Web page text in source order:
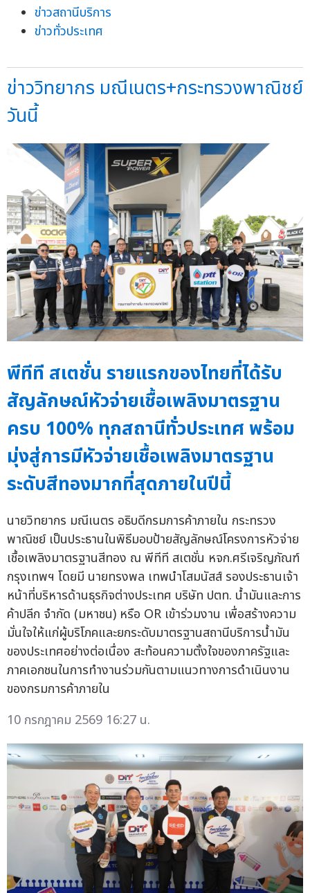
ข่าวสถานีบริการ
ข่าวทั่วประเทศ
ข่าววิทยากร มณีเนตร+กระทรวงพาณิชย์
วันนี้
พีทีที สเตชั่น รายแรกของไทยที่ได้รับ
สัญลักษณ์หัวจ่ายเชื้อเพลิงมาตรฐาน
ครบ 100% ทุกสถานีทั่วประเทศ พร้อม
มุ่งสู่การมีหัวจ่ายเชื้อเพลิงมาตรฐาน
ระดับสีทองมากที่สุดภายในปีนี้
นายวิทยากร มณีเนตร อธิบดีกรมการค้าภายใน กระทรวง
พาณิชย์ เป็นประธานในพิธีมอบป้ายสัญลักษณ์โครงการหัวจ่าย
เชื้อเพลิงมาตรฐานสีทอง ณ พีทีที สเตชั่น หจก.ศรีเจริญภัณฑ์
กรุงเทพฯ โดยมี นายทรงพล เทพนำโสมนัสส์ รองประธานเจ้า
หน้าที่บริหารด้านธุรกิจต่างประเทศ บริษัท ปตท. น้ำมันและการ
ค้าปลีก จำกัด (มหาชน) หรือ OR เข้าร่วมงาน เพื่อสร้างความ
มั่นใจให้แก่ผู้บริโภคและยกระดับมาตรฐานสถานีบริการน้ำมัน
ของประเทศอย่างต่อเนื่อง สะท้อนความตั้งใจของภาครัฐและ
ภาคเอกชนในการทำงานร่วมกันตามแนวทางการดำเนินงาน
ของกรมการค้าภายใน
10 กรกฎาคม 2569 16:27 น.